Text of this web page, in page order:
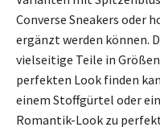
Converse Sneakers oder
ergänzt werden können.
vielseitige Teile in Größen
perfekten Look finden
einem Stoffgürtel oder
Romantik-Look zu